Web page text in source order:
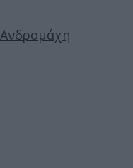
Ανδρομάχη